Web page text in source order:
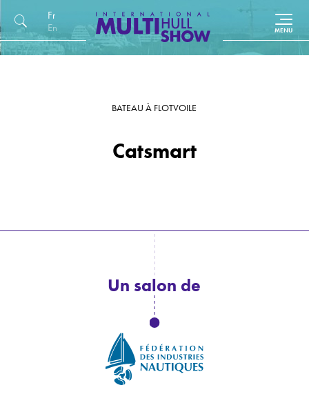
Français
English (UK)
Catsmart
BATEAU À FLOTVOILE
Un salon de